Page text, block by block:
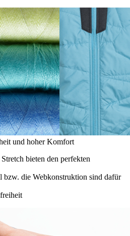
und hoher Komfort
bieten den perfekten
bzw. die Webkonstruktion sind dafür